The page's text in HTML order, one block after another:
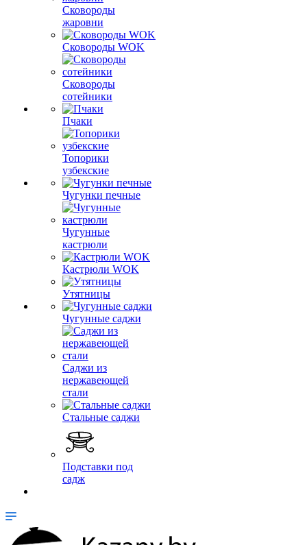
Сковороды
жаровни
Сковороды WOK
Сковороды
сотейники
Пчаки
Топорики
узбекские
Чугунки печные
Чугунные
кастрюли
Кастрюли WOK
Утятницы
Чугунные саджи
Саджи из
нержавеющей
стали
Стальные саджи
Подставки под
садж